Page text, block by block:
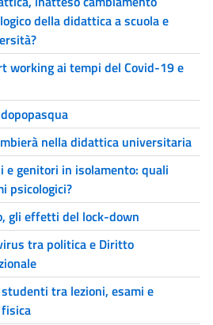
della didattica a scuola e
working ai tempi del Covid-19 e
nella didattica universitaria
e genitori in isolamento: quali
psicologici?
gli effetti del lock-down
tra politica e Diritto
tra lezioni, esami e